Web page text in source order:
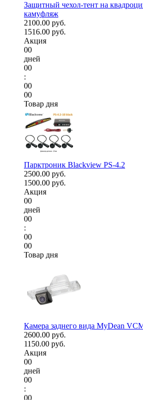
Защитный чехол-тент на
камуфляж
2100.00 руб.
1516.00 руб.
Акция
00
дней
00
:
00
00
Товар дня
Парктроник Blackview PS-4.2
2500.00 руб.
1500.00 руб.
Акция
00
дней
00
:
00
00
Товар дня
Камера заднего вида MyDean
2600.00 руб.
1150.00 руб.
Акция
00
дней
00
:
00